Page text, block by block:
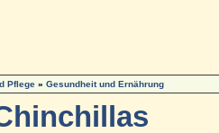
Pflege» Gesundheit und Ernährung